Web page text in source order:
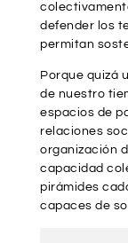
defender los
permitan
Porque quizá
de nuestro
espacios de
relaciones
organización
capacidad
pirámides
capaces de